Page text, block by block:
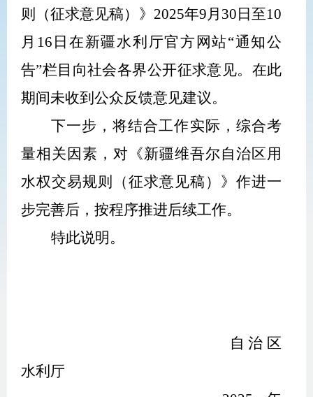
则
（征求意见稿）》 2025年9月 30 日至10
月 16 日在新疆水利厅官方网站“通知公
告”栏目向社会各界公开征求意见。在此
期间未收到公众反馈意见建议。
下一步，将结合工作实际，综合考
量相关因素，对 《新疆维吾尔自治区用
水权交易规则
（征求意见稿）》 作进一
步完善后，按程序推进后续工作。
特此说明。
自治区
水利厅